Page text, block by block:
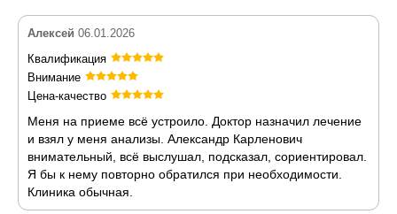
Алексей 06.01.2026
Квалификация
Внимание
Цена-качество
Меня на приеме всё устроило. Доктор назначил лечение
и взял у меня анализы. Александр Карленович
внимательный, всё выслушал, подсказал, сориентировал.
Я бы к нему повторно обратился при необходимости.
Клиника обычная.